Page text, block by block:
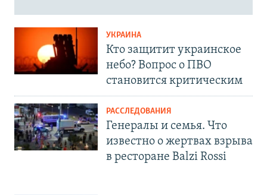
УКРАИНА
Кто защитит украинское
небо? Вопрос о ПВО
становится критическим
РАССЛЕДОВАНИЯ
Генералы и семья. Что
известно о жертвах взрыва
в ресторане Balzi Rossi